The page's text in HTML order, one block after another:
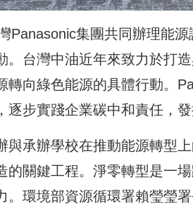
Panasonic集團共同辦理能
。台灣中油近年來致力於打
向綠色能源的具體行動。
步實踐企業碳中和責任，發
與承辦學校在推動能源轉型
的關鍵工程。淨零轉型是一
。環境部資源循環署賴瑩瑩